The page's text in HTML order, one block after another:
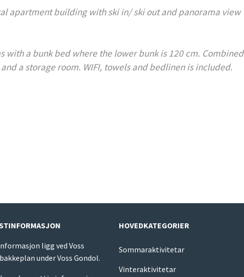
apartment building with ski in/ ski out and panorama view
a bunk bed where the lower bunk is 120 cm. Combined
a storage room. WIFI, towels and bedlinen is included.
ligg ved Voss
under Voss Gondol.
HOVEDKATEGORIER
Sommaraktivitetar
Vinteraktivitetar